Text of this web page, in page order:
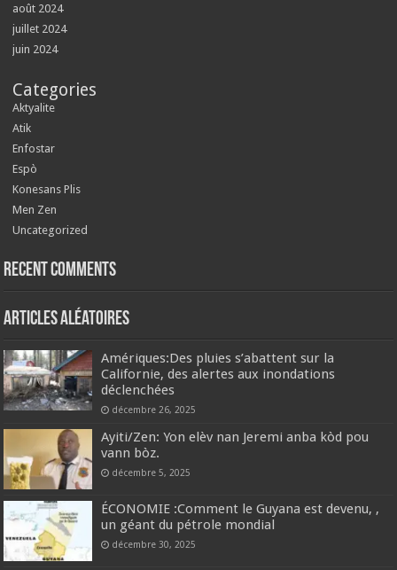
août 2024
juillet 2024
juin 2024
Categories
Aktyalite
Atik
Enfostar
Espò
Konesans Plis
Men Zen
Uncategorized
Recent Comments
Articles aléatoires
Amériques:Des pluies s’abattent sur la
Californie, des alertes aux inondations
déclenchées
décembre 26, 2025
Ayiti/Zen: Yon elèv nan Jeremi anba kòd pou
vann bòz.
décembre 5, 2025
ÉCONOMIE :Comment le Guyana est devenu, ,
un géant du pétrole mondial
décembre 30, 2025